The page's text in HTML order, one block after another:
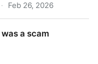
· Feb 26, 2026
a scam